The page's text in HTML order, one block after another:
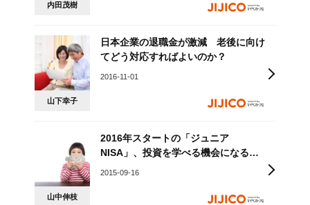
内田茂樹
山下幸子
日本企業の退職金が激減 老後に向け
てどう対応すればよいのか？
2016-11-01
山中伸枝
2016年スタートの「ジュニア
NISA」、投資を学べる機会になる
2015-09-16